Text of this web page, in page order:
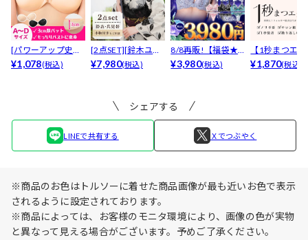
[パワーアップ史上
最強5倍盛りアップ
¥1,078(税込)
[2点SET][鈴木ユリ
ア(baby)...
¥7,980(税込)
8/8再販!【福袋★
ブラセット3点
¥3,980(税込)
【1秒まつエ
リュームタイ
¥1,870(税込)
シェアする
LINEで共有する Ｘでつぶやく
※商品のお色はトルソーに着せた商品画像が最も近いお色で表示
されるように設定されております。
※商品によっては、お客様のモニタ環境により、画像の色が実物
と異なって見える場合がございます。予めご了承ください。